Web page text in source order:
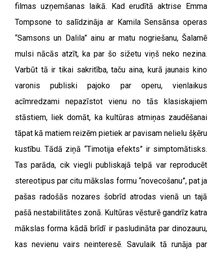
filmas uzņemšanas laikā. Kad erudītā aktrise Emma
Tompsone to salīdzināja ar Kamila Sensānsa operas
“Samsons un Dalila” ainu ar matu nogriešanu, Šalamē
mulsi nācās atzīt, ka par šo sižetu viņš neko nezina.
Varbūt tā ir tikai sakritība, taču aina, kurā jaunais kino
varonis publiski pajoko par operu, vienlaikus
acīmredzami nepazīstot vienu no tās klasiskajiem
stāstiem, liek domāt, ka kultūras atmiņas zaudēšanai
tāpat kā matiem reizēm pietiek ar pavisam nelielu šķēru
kustību. Tādā ziņā “Timotija efekts” ir simptomātisks.
Tas parāda, cik viegli publiskajā telpā var reproducēt
stereotipus par citu mākslas formu “novecošanu”, pat ja
pašas radošās nozares šobrīd atrodas vienā un tajā
pašā nestabilitātes zonā. Kultūras vēsturē gandrīz katra
mākslas forma kādā brīdī ir pasludināta par dinozauru,
kas nevienu vairs neinteresē. Savulaik tā runāja par